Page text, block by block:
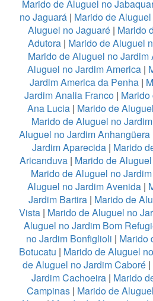
Marido de Aluguel no
no Jaguará| Marido de
Aluguel no Jaguaré| Marido
Adutora | Marido de Aluguel
Marido de Aluguel no Jardim
Aluguel no Jardim America |
Jardim America da Penha |
Jardim Analia Franco|
Ana Lucia | Marido de
Marido de Aluguel no
Aluguel no Jardim Anhangüera
Jardim Aparecida| Marido
Aricanduva| Marido de
Marido de Aluguel no
Aluguel no Jardim Avenida |
Jardim Bartira | Marido de
Vista| Marido de Aluguel no
Aluguel no Jardim Bom
no Jardim Bonfiglioli | Marido
Botucatu | Marido de Aluguel
de Aluguel no Jardim Caboré |
Jardim Cachoeira | Marido
Campinas| Marido de